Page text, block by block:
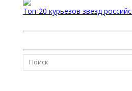
Топ-20 курьезов звезд